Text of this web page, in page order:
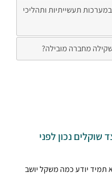
תעשייתיות ותהליכי
מחברה מובילה?
נכון לפני
תמיד יודע כמה משקל יושב